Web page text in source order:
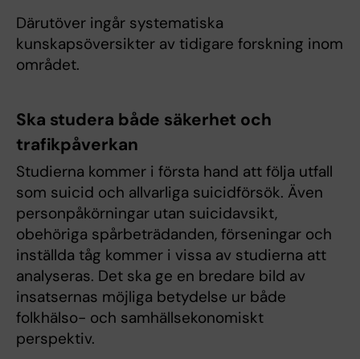
Därutöver ingår systematiska
kunskapsöversikter av tidigare forskning inom
området.
Ska studera både säkerhet och
trafikpåverkan
Studierna kommer i första hand att följa utfall
som suicid och allvarliga suicidförsök. Även
personpåkörningar utan suicidavsikt,
obehöriga spårbeträdanden, förseningar och
inställda tåg kommer i vissa av studierna att
analyseras. Det ska ge en bredare bild av
insatsernas möjliga betydelse ur både
folkhälso- och samhällsekonomiskt
perspektiv.